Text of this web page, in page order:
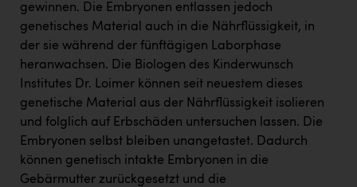
SCHMACHTL GmbH
Schwingshandl - automation technology gmbh
Seher + Partner
Smurfit Westrock Nettingsdorf
TCL
TGW Logistics
gewinnen. Die Embryonen entlassen jedoch
genetisches Material auch in die Nährflüssigkeit, in
der sie während der fünftägigen Laborphase
heranwachsen. Die Biologen des Kinderwunsch
Institutes Dr. Loimer können seit neuestem dieses
genetische Material aus der Nährflüssigkeit isolieren
und folglich auf Erbschäden untersuchen lassen. Die
Embryonen selbst bleiben unangetastet. Dadurch
können genetisch intakte Embryonen in die
Gebärmutter zurückgesetzt und die